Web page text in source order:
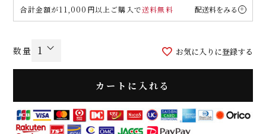
合計金額が11,000円以上ご購入で送料無料 配送料をみる
お気に入りに登録する
カートに入れる